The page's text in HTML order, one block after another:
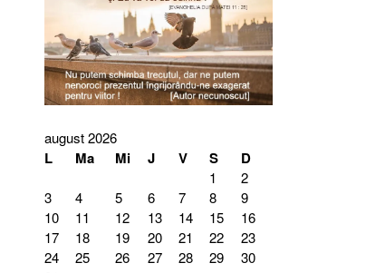
august 2026
L Ma Mi J V S D
1
2
3
4 5 6 7 8
9
10
11 12 13 14 15
16
17
18 19 20 21 22
23
24
25 26 27 28 29
30